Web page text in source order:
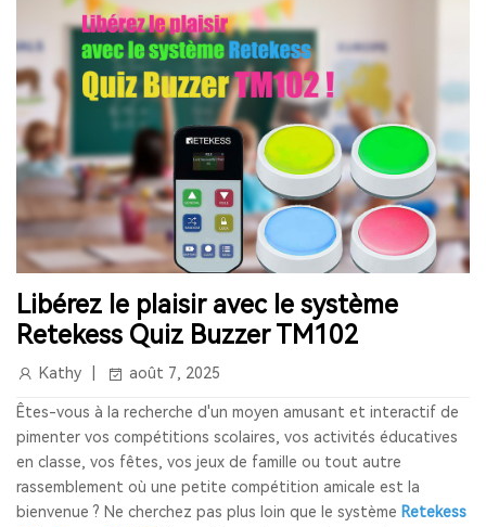
Libérez le plaisir avec le système
Retekess Quiz Buzzer TM102
Kathy août 7, 2025
Êtes-vous à la recherche d'un moyen amusant et interactif de
pimenter vos compétitions scolaires, vos activités éducatives
en classe, vos fêtes, vos jeux de famille ou tout autre
rassemblement où une petite compétition amicale est la
bienvenue ? Ne cherchez pas plus loin que le système Retekess